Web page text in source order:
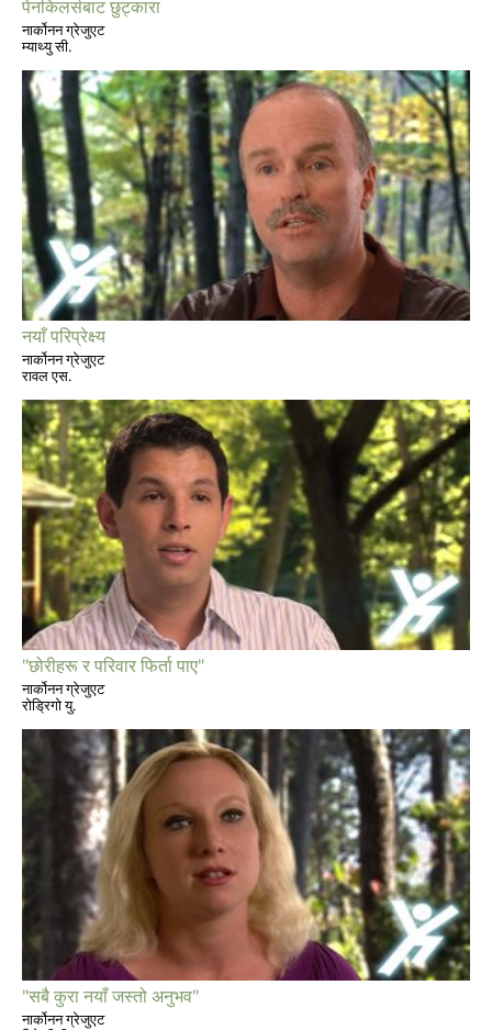
पेनकिलर्सबाट छुट्कारा
नार्कोनन ग्रेजुएट
म्याथ्यु सी.
नयाँ परिप्रेक्ष्य
नार्कोनन ग्रेजुएट
रावल एस.
"छोरीहरू र परिवार फिर्ता पाए"
नार्कोनन ग्रेजुएट
रोड्रिगो यु.
"सबै कुरा नयाँ जस्तो अनुभव"
नार्कोनन ग्रेजुएट